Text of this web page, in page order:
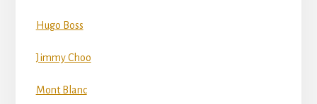
Hugo Boss
Jimmy Choo
Mont Blanc